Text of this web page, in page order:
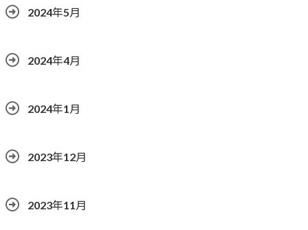
2024年5月
2024年4月
2024年1月
2023年12月
2023年11月